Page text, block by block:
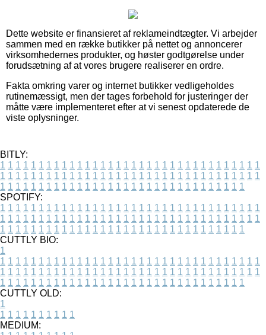
Dette website er finansieret af reklameindtægter. Vi arbejder
sammen med en række butikker på nettet og annoncerer
virksomhedernes produkter, og høster godtgørelse under
forudsætning af at vores brugere realiserer en ordre.
Fakta omkring varer og internet butikker vedligeholdes
rutinemæssigt, men der tages forbehold for justeringer der
måtte være implementeret efter at vi senest opdaterede de
viste oplysninger.
BITLY:
1 1 1 1 1 1 1 1 1 1 1 1 1 1 1 1 1 1 1 1 1 1 1 1 1 1 1 1 1 1 1 1 1 1
1 1 1 1 1 1 1 1 1 1 1 1 1 1 1 1 1 1 1 1 1 1 1 1 1 1 1 1 1 1 1 1 1 1
1 1 1 1 1 1 1 1 1 1 1 1 1 1 1 1 1 1 1 1 1 1 1 1 1 1 1 1 1 1 1 1
SPOTIFY:
1 1 1 1 1 1 1 1 1 1 1 1 1 1 1 1 1 1 1 1 1 1 1 1 1 1 1 1 1 1 1 1 1 1
1 1 1 1 1 1 1 1 1 1 1 1 1 1 1 1 1 1 1 1 1 1 1 1 1 1 1 1 1 1 1 1 1 1
1 1 1 1 1 1 1 1 1 1 1 1 1 1 1 1 1 1 1 1 1 1 1 1 1 1 1 1 1 1 1 1
CUTTLY BIO:
1
1 1 1 1 1 1 1 1 1 1 1 1 1 1 1 1 1 1 1 1 1 1 1 1 1 1 1 1 1 1 1 1 1 1
1 1 1 1 1 1 1 1 1 1 1 1 1 1 1 1 1 1 1 1 1 1 1 1 1 1 1 1 1 1 1 1 1 1
1 1 1 1 1 1 1 1 1 1 1 1 1 1 1 1 1 1 1 1 1 1 1 1 1 1 1 1 1 1 1 1
CUTTLY OLD:
1
1 1 1 1 1 1 1 1 1 1
MEDIUM: